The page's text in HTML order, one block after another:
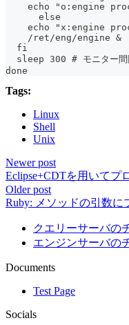
echo "o:engine
      else
echo "x:engine
    /ret/eng/engine &
  fi
sleep 300 # モニター間
done
Tags:
Linux
Shell
Unix
Newer post
Eclipse+CDTを用いてプ
Older post
Ruby: メソッドの引数に
クエリーサーバの
エンジンサーバの
Documents
Test Page
Socials